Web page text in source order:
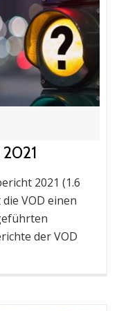
2021 (1.6
VOD einen
der VOD